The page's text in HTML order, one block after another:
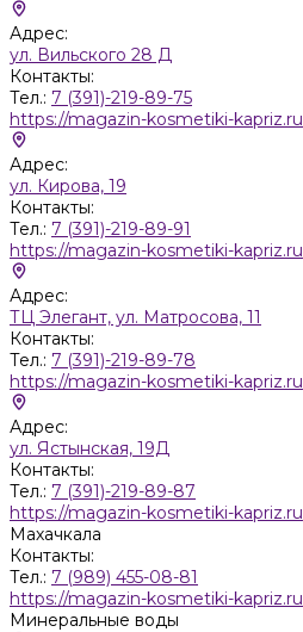
Адрес:
ул. Вильского 28 Д
Контакты:
Тел.: 7 (391)-219-89-75
https://magazin-kosmetiki-kapriz.ru
Адрес:
ул. Кирова, 19
Контакты:
Тел.: 7 (391)-219-89-91
https://magazin-kosmetiki-kapriz.ru
Адрес:
ТЦ Элегант, ул. Матросова, 11
Контакты:
Тел.: 7 (391)-219-89-78
https://magazin-kosmetiki-kapriz.ru
Адрес:
ул. Ястынская, 19Д
Контакты:
Тел.: 7 (391)-219-89-87
https://magazin-kosmetiki-kapriz.ru
Махачкала
Контакты:
Тел.: 7 (989) 455-08-81
https://magazin-kosmetiki-kapriz.ru
Минеральные воды